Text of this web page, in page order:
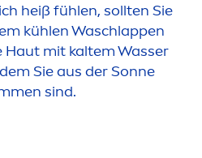
heiß fühlen, sollten Sie
kühlen Waschlappen
Haut mit kaltem Wasser
Sie aus der Sonne
men sind.